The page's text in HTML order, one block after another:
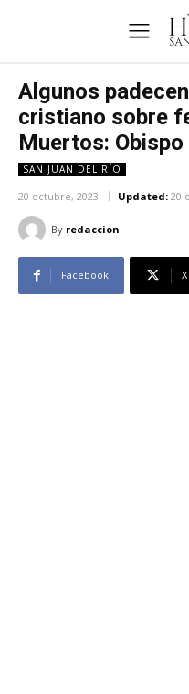
Algunos
cristiano sobre
Muertos:
SAN JUAN DEL RÍO
20 octubre, 2023 Updated: 20
By redaccion
Facebook X